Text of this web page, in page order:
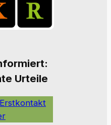
Urteile